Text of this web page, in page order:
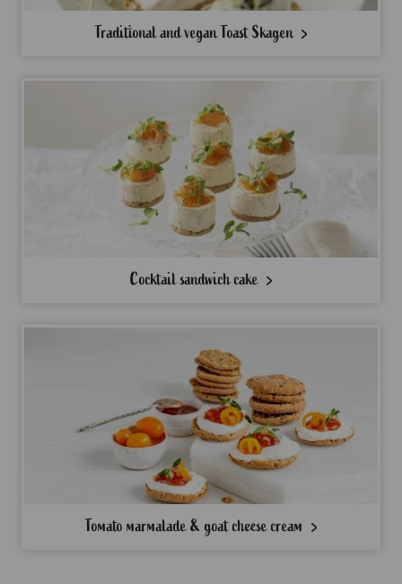
Traditional and vegan Toast Skagen
Cocktail sandwich cake
Tomato marmalade & goat cheese cream